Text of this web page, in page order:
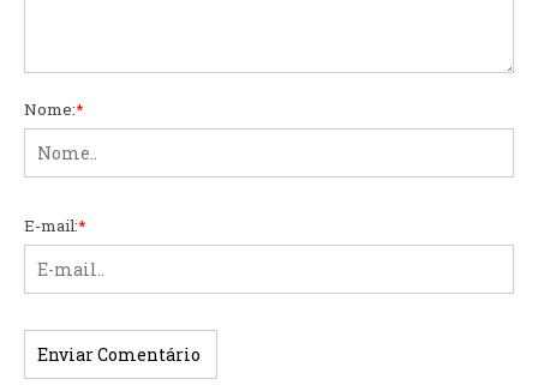
Nome:*
E-mail:*